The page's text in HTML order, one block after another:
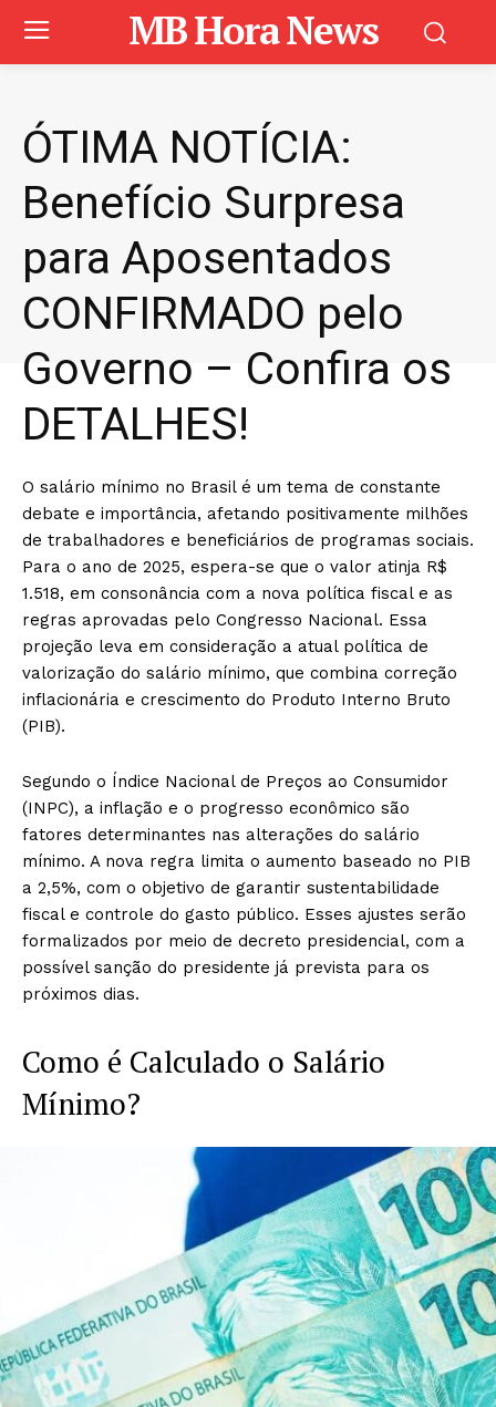
MB Hora News
ÓTIMA NOTÍCIA:
Benefício Surpresa
para Aposentados
CONFIRMADO pelo
Governo – Confira os
DETALHES!
O salário mínimo no Brasil é um tema de constante
debate e importância, afetando positivamente milhões
de trabalhadores e beneficiários de programas sociais.
Para o ano de 2025, espera-se que o valor atinja R$
1.518, em consonância com a nova política fiscal e as
regras aprovadas pelo Congresso Nacional. Essa
projeção leva em consideração a atual política de
valorização do salário mínimo, que combina correção
inflacionária e crescimento do Produto Interno Bruto
(PIB).
Segundo o Índice Nacional de Preços ao Consumidor
(INPC), a inflação e o progresso econômico são
fatores determinantes nas alterações do salário
mínimo. A nova regra limita o aumento baseado no PIB
a 2,5%, com o objetivo de garantir sustentabilidade
fiscal e controle do gasto público. Esses ajustes serão
formalizados por meio de decreto presidencial, com a
possível sanção do presidente já prevista para os
próximos dias.
Como é Calculado o Salário
Mínimo?